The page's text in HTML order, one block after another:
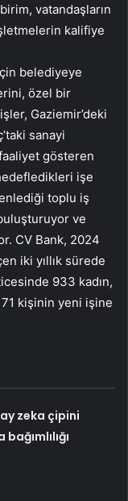
vatandaşların
kalifiye
belediyeye
özel bir
Gaziemir’deki
sanayi
gösteren
işe
toplu iş
ve
CV Bank, 2024
iki yıllık sürede
933 kadın,
kişinin yeni işine
zeka çipini